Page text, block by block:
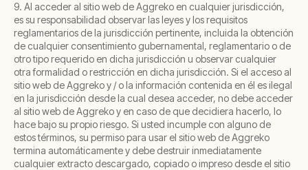
9. Al acceder al sitio web de Aggreko en cualquier jurisdicción,
es su responsabilidad observar las leyes y los requisitos
reglamentarios de la jurisdicción pertinente, incluida la obtención
de cualquier consentimiento gubernamental, reglamentario o de
otro tipo requerido en dicha jurisdicción u observar cualquier
otra formalidad o restricción en dicha jurisdicción. Si el acceso al
sitio web de Aggreko y / o la información contenida en él es ilegal
en la jurisdicción desde la cual desea acceder, no debe acceder
al sitio web de Aggreko y en caso de que decidiera hacerlo, lo
hace bajo su propio riesgo. Si usted incumple con alguno de
estos términos, su permiso para usar el sitio web de Aggreko
termina automáticamente y debe destruir inmediatamente
cualquier extracto descargado, copiado o impreso desde el sitio